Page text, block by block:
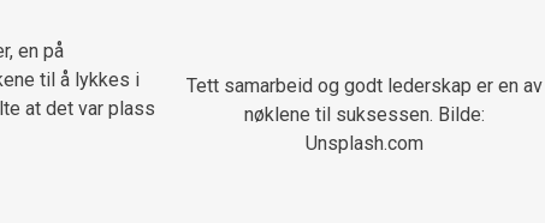
Tett samarbeid og godt lederskap er en av
nøklene til suksessen. Bilde:
Unsplash.com
en på
til å lykkes i
at det var plass